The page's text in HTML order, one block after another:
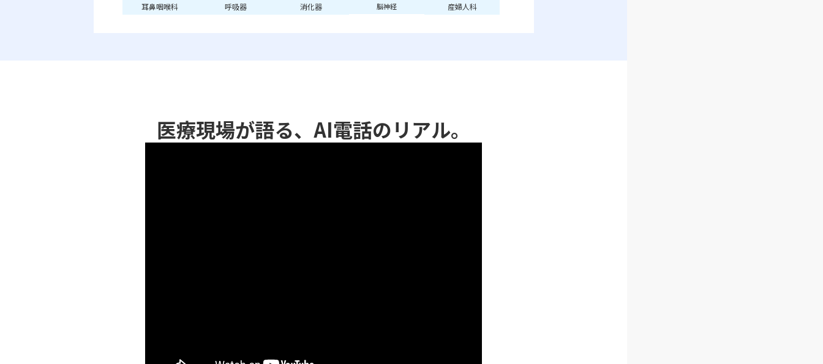
耳鼻咽喉科
呼吸器 消化器 脳神経 産婦人科
医療現場が語る、AI電話のリアル。